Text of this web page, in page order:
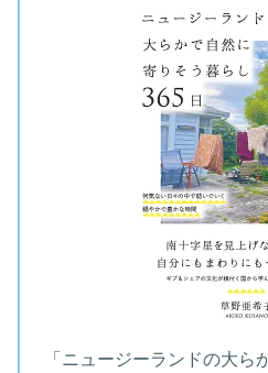
「ニュージーランドの大ら